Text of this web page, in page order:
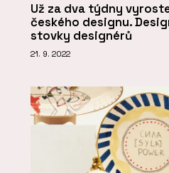
Už za dva týdny
českého designu.
stovky designérů
21. 9. 2022